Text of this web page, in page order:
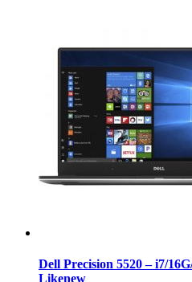
Dell Precision 5520 – i7/
Likenew